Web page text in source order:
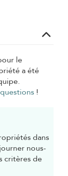
le
a été
!
dans
nous-
critères de